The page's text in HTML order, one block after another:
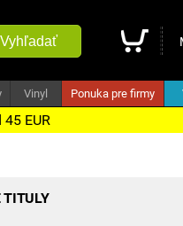
Vyhľadať
Vinyl Ponuka pre firmy
EUR
TITULY